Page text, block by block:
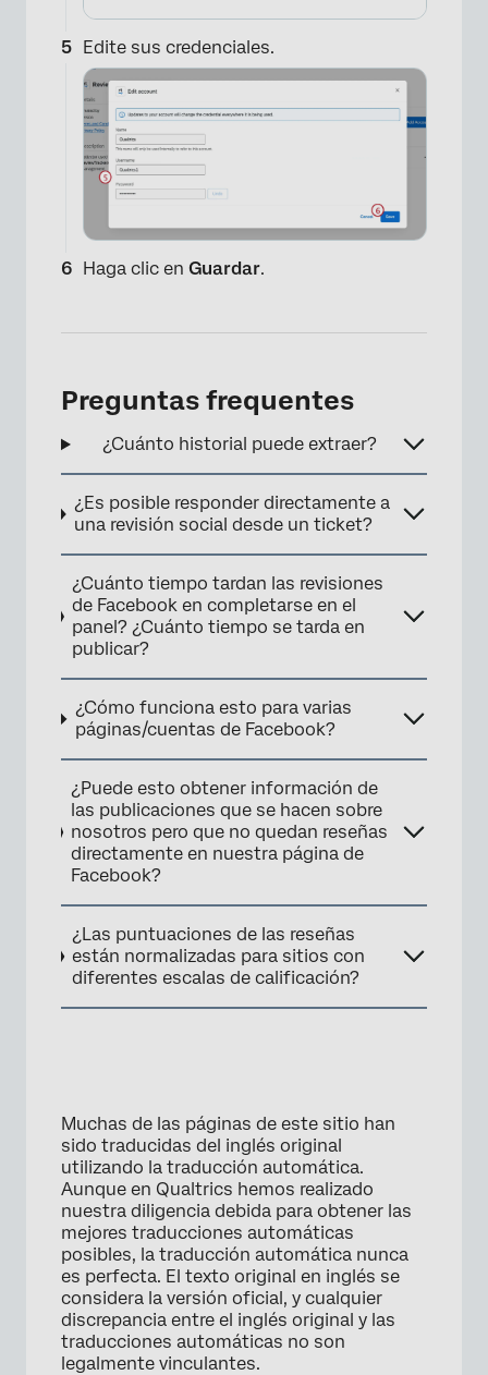
×
Edite sus credenciales.
Haga clic en Guardar.
Preguntas frequentes
¿Cuánto historial puede extraer?
¿Es posible responder directamente a
una revisión social desde un ticket?
¿Cuánto tiempo tardan las revisiones
de Facebook en completarse en el
panel? ¿Cuánto tiempo se tarda en
publicar?
¿Cómo funciona esto para varias
páginas/cuentas de Facebook?
¿Puede esto obtener información de
las publicaciones que se hacen sobre
nosotros pero que no quedan reseñas
directamente en nuestra página de
Facebook?
¿Las puntuaciones de las reseñas
están normalizadas para sitios con
diferentes escalas de calificación?
Muchas de las páginas de este sitio han
sido traducidas del inglés original
utilizando la traducción automática.
Aunque en Qualtrics hemos realizado
nuestra diligencia debida para obtener las
mejores traducciones automáticas
posibles, la traducción automática nunca
es perfecta. El texto original en inglés se
considera la versión oficial, y cualquier
discrepancia entre el inglés original y las
traducciones automáticas no son
legalmente vinculantes.